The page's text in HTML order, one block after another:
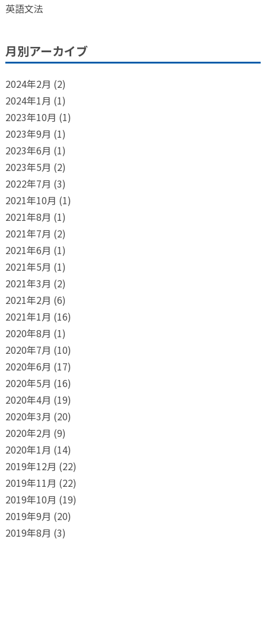
英語文法
月別アーカイブ
2024年2月 (2)
2024年1月 (1)
2023年10月 (1)
2023年9月 (1)
2023年6月 (1)
2023年5月 (2)
2022年7月 (3)
2021年10月 (1)
2021年8月 (1)
2021年7月 (2)
2021年6月 (1)
2021年5月 (1)
2021年3月 (2)
2021年2月 (6)
2021年1月 (16)
2020年8月 (1)
2020年7月 (10)
2020年6月 (17)
2020年5月 (16)
2020年4月 (19)
2020年3月 (20)
2020年2月 (9)
2020年1月 (14)
2019年12月 (22)
2019年11月 (22)
2019年10月 (19)
2019年9月 (20)
2019年8月 (3)